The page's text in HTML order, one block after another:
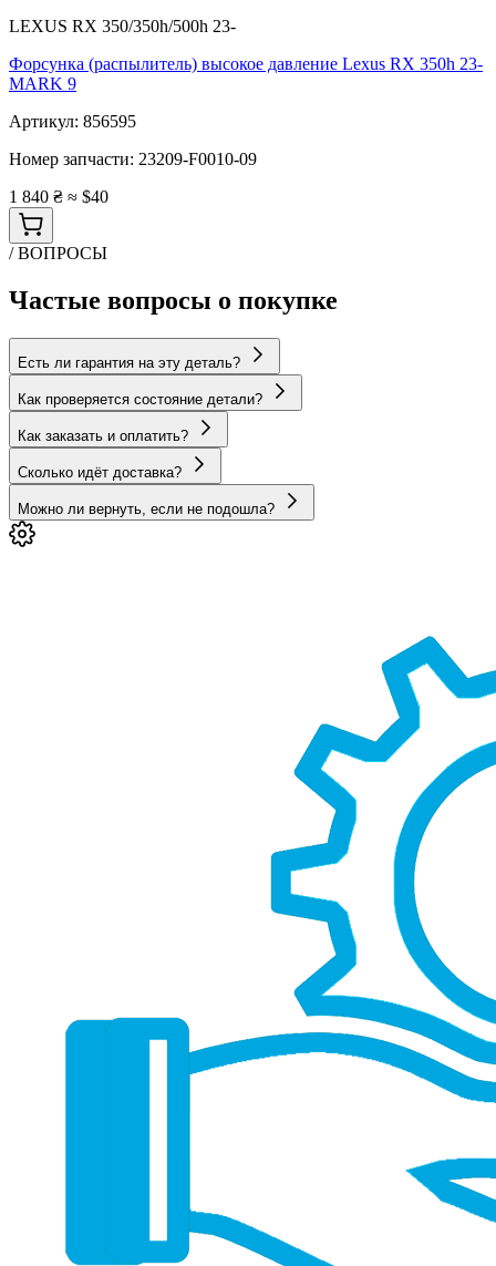
LEXUS RX 350/350h/500h 23-
Форсунка (распылитель) высокое давление Lexus RX 350h 23-
MARK 9
Артикул: 856595
Номер запчасти: 23209-F0010-09
1 840 ₴ ≈ $40
/ ВОПРОСЫ
Частые вопросы о покупке
Есть ли гарантия на эту деталь?
Как проверяется состояние детали?
Как заказать и оплатить?
Сколько идёт доставка?
Можно ли вернуть, если не подошла?